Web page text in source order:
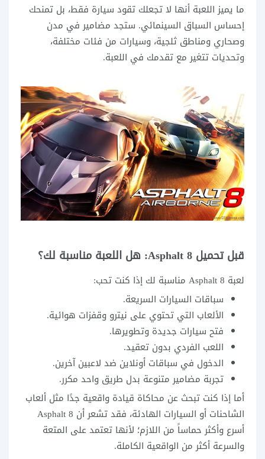
ما يميز اللعبة أنها لا تجعلك تقود سيارة فقط، بل تمنحك
إحساس السباق السينمائي. ستجد مضامير في مدن
وصحاري ومناطق ثلجية، وسيارات من فئات مختلفة،
وتحديات تتغير مع تقدمك في اللعبة.
قبل تحميل Asphalt 8: هل اللعبة مناسبة لك؟
لعبة Asphalt 8 مناسبة لك إذا كنت تحب:
سباقات السيارات السريعة.
الألعاب التي تحتوي على نيترو وقفزات هوائية.
فتح سيارات جديدة وتطويرها.
اللعب الفردي بدون تعقيد.
الدخول في سباقات أونلاين ضد لاعبين آخرين.
تجربة مضامير متنوعة بدل طريق واحد مكرر.
أما إذا كنت تبحث عن محاكاة قيادة واقعية جدًا مثل ألعاب
الشاحنات أو السيارات الهادئة، فقد تشعر أن Asphalt 8
أسرع وأكثر حماساً من اللازم؛ لأنها تعتمد على المتعة
والسرعة أكثر من الواقعية الكاملة.